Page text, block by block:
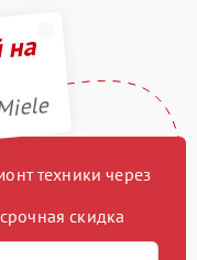
техники через
скидка